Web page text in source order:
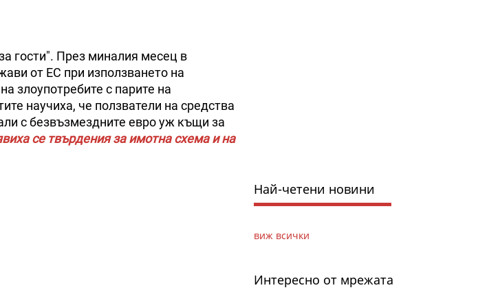
гости". През миналия месец в
от ЕС при използването на
злоупотребите с парите на
научиха, че ползватели на средства
с безвъзмездните евро уж къщи за
се твърдения за имотна схема и на
Най-четени новини
виж всички
Интересно от мрежата